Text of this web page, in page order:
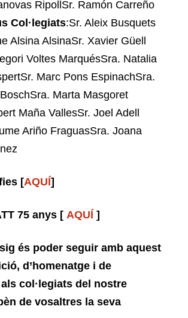
RipollSr. Ramón Carreño
Col·legiats:Sr. Aleix Busquets
Alsina AlsinaSr. Xavier Güell
Voltes MarquésSra. Natalia
Marc Pons EspinachSra.
Marta Masgoret
Maña VallesSr. Joel Adell
Ariño FraguasSra. Joana
[AQUÍ]
75 anys [ AQUÍ ]
és poder seguir amb aquest
d’homenatge i de
col·legiats del nostre
de vosaltres la seva